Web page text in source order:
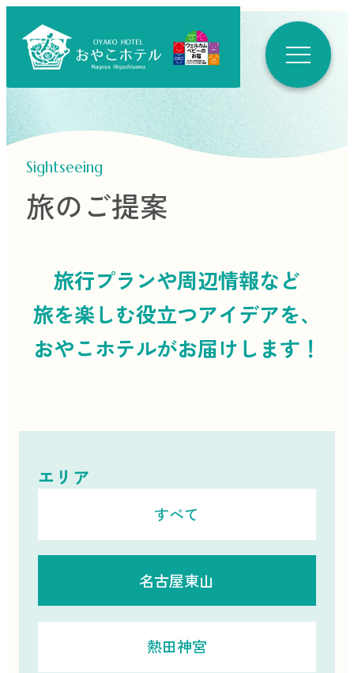
Sightseeing
旅のご提案
旅行プランや周辺情報など
旅を楽しむ役立つアイデアを、
おやこホテルがお届けします！
エリア
すべて
名古屋東山
熱田神宮